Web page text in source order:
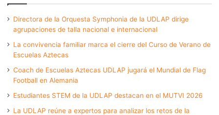
Directora de la Orquesta Symphonia de la UDLAP dirige
agrupaciones de talla nacional e internacional
La convivencia familiar marca el cierre del Curso de Verano de
Escuelas Aztecas
Coach de Escuelas Aztecas UDLAP jugará el Mundial de Flag
Football en Alemania
Estudiantes STEM de la UDLAP destacan en el MUTVI 2026
La UDLAP reúne a expertos para analizar los retos de la